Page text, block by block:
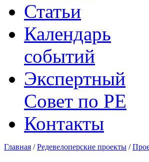
Статьи
Календарь
событий
Экспертный
Совет по РЕ
Контакты
Главная /Редевелоперские проекты /